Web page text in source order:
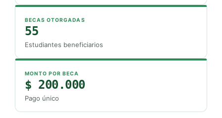
BECAS OTORGADAS
55
Estudiantes beneficiarios
MONTO POR BECA
$ 200.000
Pago único